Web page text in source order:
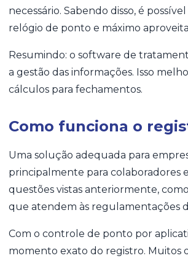
necessário. Sabendo disso, é
relógio de ponto e máximo
Resumindo: o software de
a gestão das informações. Isso
cálculos para fechamentos.
Como funciona o
Uma solução adequada para
principalmente para colaboradores
questões vistas anteriormente,
que atendem às regulamentações
Com o controle de ponto por
momento exato do registro. Muitos